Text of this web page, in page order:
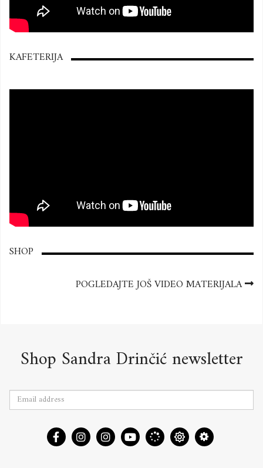
KAFETERIJA
SHOP
POGLEDAJTE JOŠ VIDEO MATERIJALA
Shop Sandra Drinčić newsletter